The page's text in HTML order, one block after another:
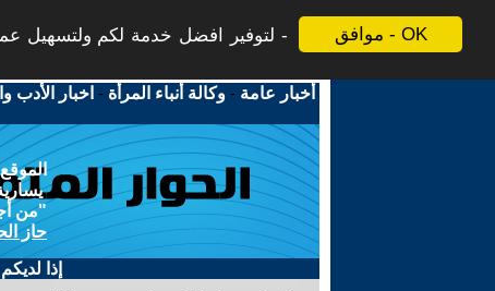
موافق - OK
لتوفير افضل خدمة لكم ولتسهيل
أخبار عامة -وكالة أنباء المرأة - اخبار الأدب
"من
حاز
إذا